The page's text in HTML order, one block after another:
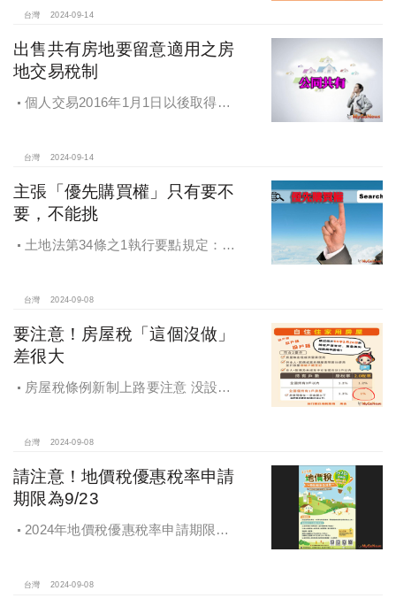
台灣 2024-09-14
出售共有房地要留意適用之房
地交易稅制
個人交易2016年1月1日以後取得之
台灣 2024-09-14
主張「優先購買權」只有要不
要，不能挑
土地法第34條之1執行要點規定：部
之同一條件共同或單獨優先購買。
台灣 2024-09-08
要注意！房屋稅「這個沒做」
差很大
房屋稅條例新制上路要注意 没設戶
台灣 2024-09-08
請注意！地價稅優惠稅率申請
期限為9/23
2024年地價稅優惠稅率申請期限為9
台灣 2024-09-08